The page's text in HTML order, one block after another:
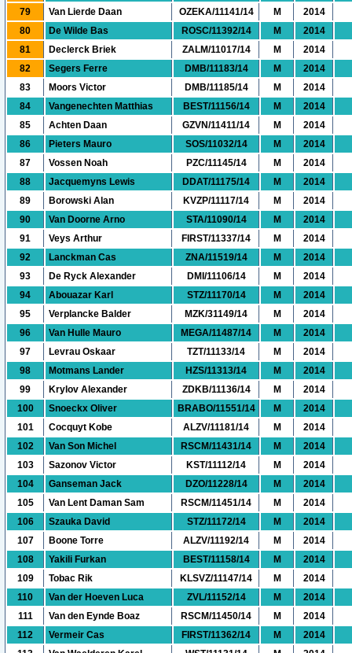
79
Van Lierde Daan OZEKA/11141/14 M
2014
80
De Wilde Bas ROSC/11392/14 M
2014
81
Declerck Briek ZALM/11017/14 M
2014
82
Segers Ferre DMB/11183/14 M
2014
83
Moors Victor DMB/11185/14 M
2014
84
Vangenechten Matthias BEST/11156/14 M
2014
85
Achten Daan GZVN/11411/14 M
2014
86
Pieters Mauro SOS/11032/14 M
2014
87
Vossen Noah PZC/11145/14 M
2014
88
Jacquemyns Lewis DDAT/11175/14 M
2014
89
Borowski Alan KVZP/11117/14 M
2014
90
Van Doorne Arno STA/11090/14 M
2014
91
Veys Arthur FIRST/11337/14 M
2014
92
Lanckman Cas ZNA/11519/14 M
2014
93
De Ryck Alexander DMI/11106/14 M
2014
94
Abouazar Karl STZ/11170/14 M
2014
95
Verplancke Balder MZK/31149/14 M
2014
96
Van Hulle Mauro MEGA/11487/14 M
2014
97
Levrau Oskaar TZT/11133/14 M
2014
98
Motmans Lander HZS/11313/14 M
2014
99
Krylov Alexander ZDKB/11136/14 M
2014
100
Snoeckx Oliver BRABO/11551/14 M
2014
101
Cocquyt Kobe ALZV/11181/14 M
2014
102
Van Son Michel RSCM/11431/14 M
2014
103
Sazonov Victor KST/11112/14 M
2014
104
Ganseman Jack DZO/11228/14 M
2014
105
Van Lent Daman Sam RSCM/11451/14 M
2014
106
Szauka David STZ/11172/14 M
2014
107
Boone Torre ALZV/11192/14 M
2014
108
Yakili Furkan BEST/11158/14 M
2014
109
Tobac Rik KLSVZ/11147/14 M
2014
110
Van der Hoeven Luca ZVL/11152/14 M
2014
111
Van den Eynde Boaz RSCM/11450/14 M
2014
112
Vermeir Cas FIRST/11362/14 M
2014